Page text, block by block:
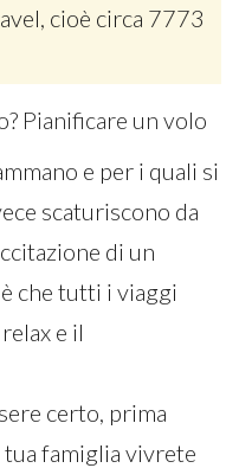
cioè circa 7773
Pianificare un volo
e per i quali si
scaturiscono da
di un
che tutti i viaggi
e il
certo, prima
tua famiglia vivrete